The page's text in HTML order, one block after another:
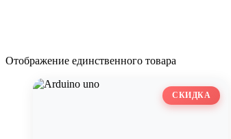
Отображение единственного товара
СКИДКА